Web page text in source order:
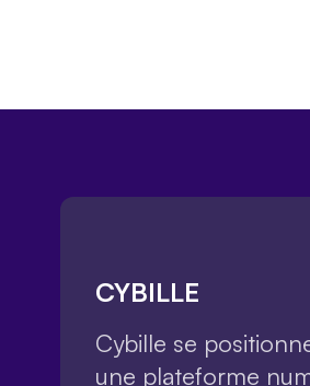
CYBILLE
Cybille se
une plateforme